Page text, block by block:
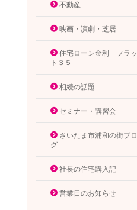
不動産
映画・演劇・芝居
住宅ローン金利 フラッ
ト３５
相続の話題
セミナー・講習会
さいたま市浦和の街ブロ
グ
社長の住宅購入記
営業日のお知らせ